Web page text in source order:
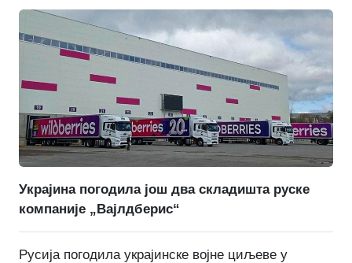
Украјина погодила још два складишта руске
компаније „Вајлдберис“
Русија погодила украјинске војне циљеве у